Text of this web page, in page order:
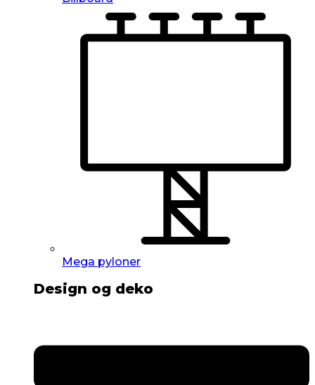
Mega pyloner
Design og deko